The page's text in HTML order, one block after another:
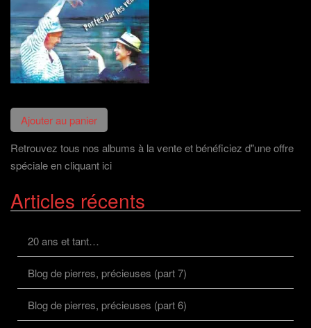
Retrouvez tous nos albums à la vente et bénéficiez d"une offre
spéciale en cliquant ici
Articles récents
20 ans et tant…
Blog de pierres, précieuses (part 7)
Blog de pierres, précieuses (part 6)